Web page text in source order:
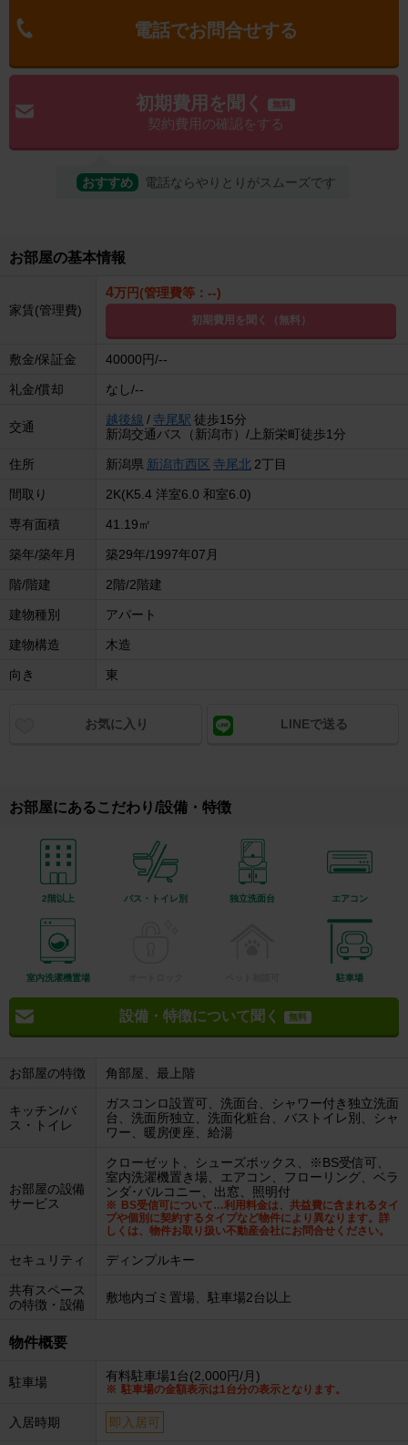
電話でお問合せする
初期費用を聞く 無料
契約費用の確認をする
おすすめ 電話ならやりとりがスムーズです
お部屋の基本情報
家賃(管理費)
4万円(管理費等：--)
初期費用を聞く（無料）
敷金/保証金 40000円/--
礼金/償却 なし/--
交通 越後線 /寺尾駅 徒歩15分
新潟交通バス（新潟市）/上新栄町徒歩1分
住所 新潟県 新潟市西区 寺尾北 2丁目
間取り 2K(K5.4 洋室6.0 和室6.0)
専有面積 41.19㎡
築年/築年月 築29年/1997年07月
階/階建 2階/2階建
建物種別 アパート
建物構造 木造
向き 東
お気に入り LINEで送る
お部屋にあるこだわり/設備・特徴
2階以上 バス・トイレ別 独立洗面台 エアコン
室内洗濯機置場 駐車場
設備・特徴について聞く 無料
お部屋の特徴 角部屋、最上階
キッチン/バ
ス・トイレ
ガスコンロ設置可、洗面台、シャワー付き独立洗面
台、洗面所独立、洗面化粧台、バストイレ別、シャ
ワー、暖房便座、給湯
お部屋の設備
サービス
クローゼット、シューズボックス、※BS受信可、
室内洗濯機置き場、エアコン、フローリング、ベラ
ンダ･バルコニー、出窓、照明付
BS受信可について…利用料金は、共益費に含まれるタイ
プや個別に契約するタイプなど物件により異なります。詳
しくは、物件お取り扱い不動産会社にお問合せください。
セキュリティ ディンプルキー
共有スペース
の特徴・設備
敷地内ゴミ置場、駐車場2台以上
物件概要
駐車場 有料駐車場1台(2,000円/月)
駐車場の金額表示は1台分の表示となります。
入居時期 即入居可